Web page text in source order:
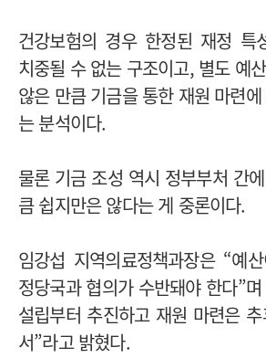
건강보험의 경우 한정된 재정 특
치중될 수 없는 구조이고, 별도 예
않은 만큼 기금을 통한 재원 마련
는 분석이다.
물론 기금 조성 역시 정부부처 간
큼 쉽지만은 않다는 게 중론이다.
임강섭 지역의료정책과장은 “예
정당국과 협의가 수반돼야 한다”
설립부터 추진하고 재원 마련은
서”라고 밝혔다.